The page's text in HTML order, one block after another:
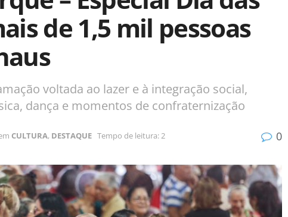
de 1,5 mil pessoas
voltada ao lazer e à integração social,
dança e momentos de confraternização
CULTURA, DESTAQUE Tempo de leitura: 2 0